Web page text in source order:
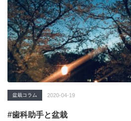
盆栽コラム 2020-04-19
#歯科助手と盆栽